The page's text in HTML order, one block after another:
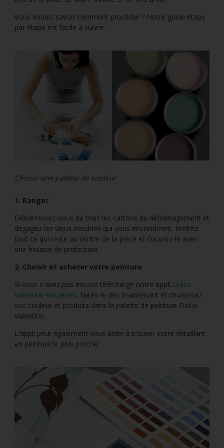
Vous voulez savoir comment procéder ? Notre guide étape
par étape est facile à suivre :
Choisir une palette de couleur
1. Ranger
Débarrassez-vous de tous les cartons du déménagement et
dégagez les vieux meubles qui vous encombrent. Mettez
tout ce qui reste au centre de la pièce et couvrez-le avec
une housse de protection.
2. Choisir et acheter votre peinture
Si vous n'avez pas encore téléchargé notre appli Dulux
Valentine Visualizer, faites-le dès maintenant et choisissez
vos couleur et produits dans la palette de peinture Dulux
Valentine.
L'appli peut également vous aider à trouver votre détaillant
en peinture le plus proche.